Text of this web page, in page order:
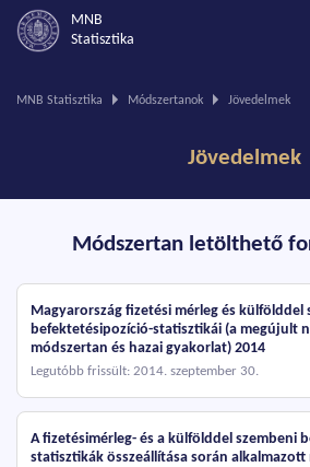
MNB
Statisztika
Ön
MNB Statisztika Módszertanok Jövedelmek
Jövedelmek
Módszertan letölthető
Magyarország fizetési mérleg és külfölddel
befektetésipozíció-statisztikái (a megújult
módszertan és hazai gyakorlat) 2014
Legutóbb frissült: 2014. szeptember 30.
A fizetésimérleg- és a külfölddel szembeni
statisztikák összeállítása során alkalmazott